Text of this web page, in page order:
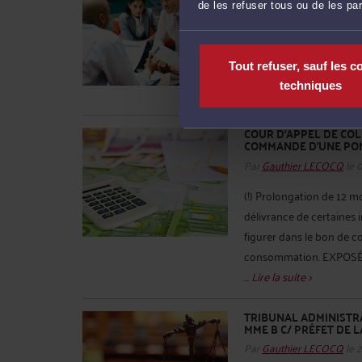
de les refuser tous ou de les
Tout refuser, sauf les
techniques
La séparation de corps
308 du Code civil et
Comment définir la
séparation usitée par
COUR D'APPEL DE
COMMANDE D'UNE
Gauthier LECOCQ
(!) Prolongation de 12
délivrance de
figurer dans le bon de
consommation.
...Lire la suite >
TRIBUNAL
MME B C/ PRÉFET DE
Par Gauthier LECOCQ le